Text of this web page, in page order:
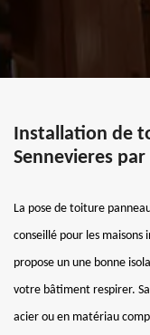
Installation de
Sennevieres
La pose de toiture
conseillé pour les
propose un une bonne
votre bâtiment respirer.
acier ou en matériau